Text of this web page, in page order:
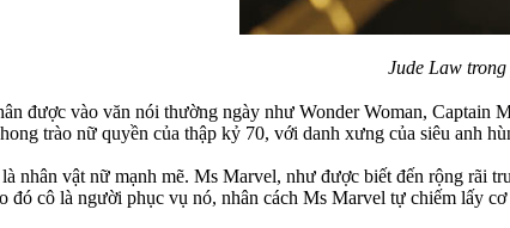
Jude Law trong
được vào văn nói thường ngày như Wonder Woman,
trào nữ quyền của thập kỷ 70, với danh xưng của siêu anh
nhân vật nữ mạnh mẽ. Ms Marvel, như được biết đến rộng rãi
đó cô là người phục vụ nó, nhân cách Ms Marvel tự chiếm lấy